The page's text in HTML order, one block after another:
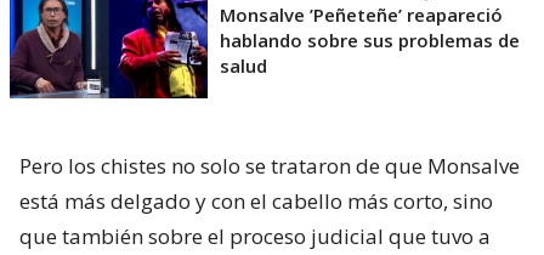
Monsalve ’Peñeteñe’ reapareció
hablando sobre sus problemas de
salud
Pero los chistes no solo se trataron de que Monsalve
está más delgado y con el cabello más corto, sino
que también sobre el proceso judicial que tuvo a